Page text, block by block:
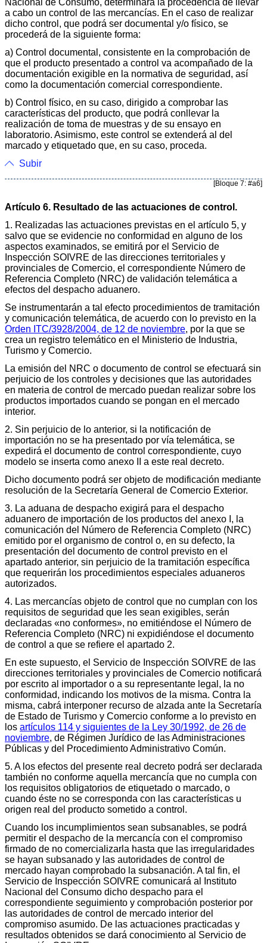
Nacional de Consumo, determinará la procedencia de llevar
a cabo un control de las mercancías. En el caso de realizar
dicho control, que podrá ser documental y/o físico, se
procederá de la siguiente forma:
a) Control documental, consistente en la comprobación de
que el producto presentado a control va acompañado de la
documentación exigible en la normativa de seguridad, así
como la documentación comercial correspondiente.
b) Control físico, en su caso, dirigido a comprobar las
características del producto, que podrá conllevar la
realización de toma de muestras y de su ensayo en
laboratorio. Asimismo, este control se extenderá al del
marcado y etiquetado que, en su caso, proceda.
Subir
[Bloque 7: #a6]
Artículo 6. Resultado de las actuaciones de control.
1. Realizadas las actuaciones previstas en el artículo 5, y
salvo que se evidencie no conformidad en alguno de los
aspectos examinados, se emitirá por el Servicio de
Inspección SOIVRE de las direcciones territoriales y
provinciales de Comercio, el correspondiente Número de
Referencia Completo (NRC) de validación telemática a
efectos del despacho aduanero.
Se instrumentarán a tal efecto procedimientos de tramitación
y comunicación telemática, de acuerdo con lo previsto en la
Orden ITC/3928/2004, de 12 de noviembre, por la que se
crea un registro telemático en el Ministerio de Industria,
Turismo y Comercio.
La emisión del NRC o documento de control se efectuará sin
perjuicio de los controles y decisiones que las autoridades
en materia de control de mercado puedan realizar sobre los
productos importados cuando se pongan en el mercado
interior.
2. Sin perjuicio de lo anterior, si la notificación de
importación no se ha presentado por vía telemática, se
expedirá el documento de control correspondiente, cuyo
modelo se inserta como anexo II a este real decreto.
Dicho documento podrá ser objeto de modificación mediante
resolución de la Secretaría General de Comercio Exterior.
3. La aduana de despacho exigirá para el despacho
aduanero de importación de los productos del anexo I, la
comunicación del Número de Referencia Completo (NRC)
emitido por el organismo de control o, en su defecto, la
presentación del documento de control previsto en el
apartado anterior, sin perjuicio de la tramitación específica
que requerirán los procedimientos especiales aduaneros
autorizados.
4. Las mercancías objeto de control que no cumplan con los
requisitos de seguridad que les sean exigibles, serán
declaradas «no conformes», no emitiéndose el Número de
Referencia Completo (NRC) ni expidiéndose el documento
de control a que se refiere el apartado 2.
En este supuesto, el Servicio de Inspección SOIVRE de las
direcciones territoriales y provinciales de Comercio notificará
por escrito al importador o a su representante legal, la no
conformidad, indicando los motivos de la misma. Contra la
misma, cabrá interponer recurso de alzada ante la Secretaría
de Estado de Turismo y Comercio conforme a lo previsto en
los artículos 114 y siguientes de la Ley 30/1992, de 26 de
noviembre, de Régimen Jurídico de las Administraciones
Públicas y del Procedimiento Administrativo Común.
5. A los efectos del presente real decreto podrá ser declarada
también no conforme aquella mercancía que no cumpla con
los requisitos obligatorios de etiquetado o marcado, o
cuando éste no se corresponda con las características u
origen real del producto sometido a control.
Cuando los incumplimientos sean subsanables, se podrá
permitir el despacho de la mercancía con el compromiso
firmado de no comercializarla hasta que las irregularidades
se hayan subsanado y las autoridades de control de
mercado hayan comprobado la subsanación. A tal fin, el
Servicio de Inspección SOIVRE comunicará al Instituto
Nacional del Consumo dicho despacho para el
correspondiente seguimiento y comprobación posterior por
las autoridades de control de mercado interior del
compromiso asumido. De las actuaciones practicadas y
resultados obtenidos se dará conocimiento al Servicio de